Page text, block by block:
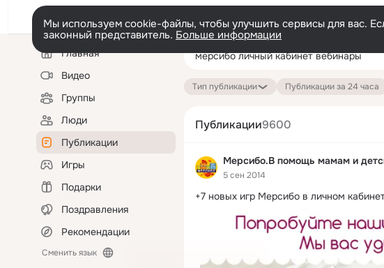
Мы используем cookie-файлы, чтобы улучшить сервисы для вас.
законный представитель. Больше информации
Левая
колонкаГлавная
Видео
Группы
Люди
Публикации
Игры
Подарки
Поздравления
Рекомендации
Сменить язык
Тип публикации
Публикации за 24 часа
Публикации9600
Мерсибо.В помощь мамам и
5 сен 2014
+7 новых игр Мерсибо в личном